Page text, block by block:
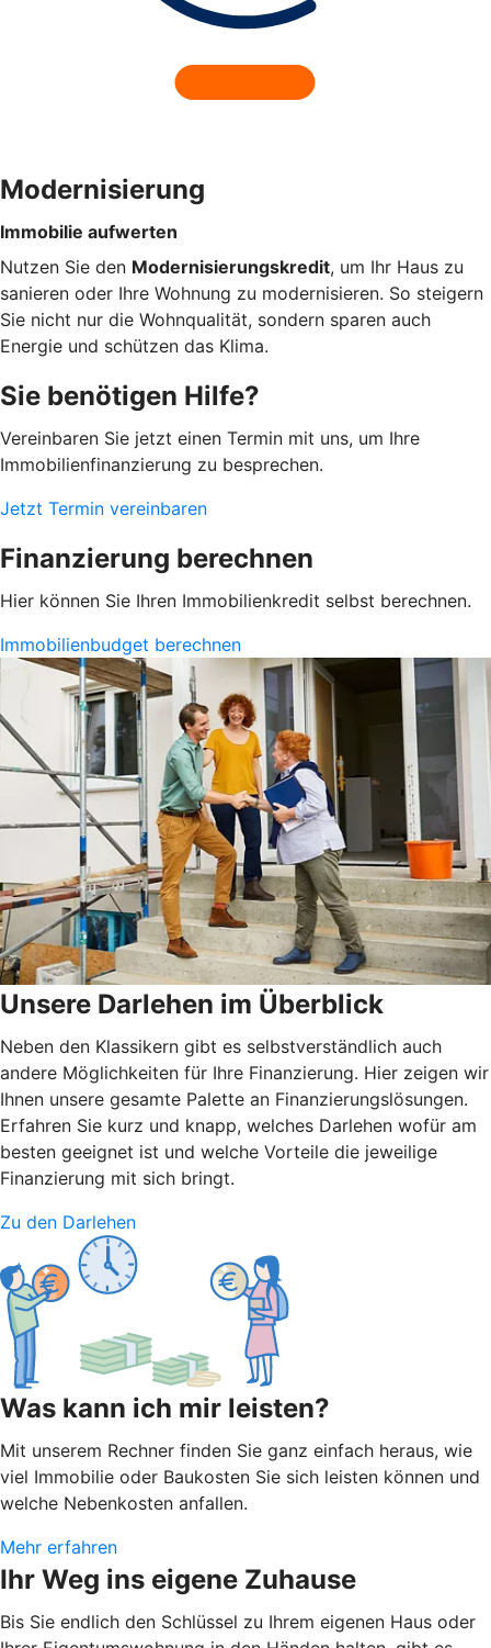
Modernisierung
Immobilie aufwerten
Nutzen Sie den Modernisierungskredit, um Ihr Haus zu
sanieren oder Ihre Wohnung zu modernisieren. So steigern
Sie nicht nur die Wohnqualität, sondern sparen auch
Energie und schützen das Klima.
Sie benötigen Hilfe?
Vereinbaren Sie jetzt einen Termin mit uns, um Ihre
Immobilienfinanzierung zu besprechen.
Jetzt Termin vereinbaren
Finanzierung berechnen
Hier können Sie Ihren Immobilienkredit selbst berechnen.
Immobilienbudget berechnen
Unsere Darlehen im Überblick
Neben den Klassikern gibt es selbstverständlich auch
andere Möglichkeiten für Ihre Finanzierung. Hier zeigen wir
Ihnen unsere gesamte Palette an Finanzierungslösungen.
Erfahren Sie kurz und knapp, welches Darlehen wofür am
besten geeignet ist und welche Vorteile die jeweilige
Finanzierung mit sich bringt.
Zu den Darlehen
Was kann ich mir leisten?
Mit unserem Rechner finden Sie ganz einfach heraus, wie
viel Immobilie oder Baukosten Sie sich leisten können und
welche Nebenkosten anfallen.
Mehr erfahren
Ihr Weg ins eigene Zuhause
Bis Sie endlich den Schlüssel zu Ihrem eigenen Haus oder